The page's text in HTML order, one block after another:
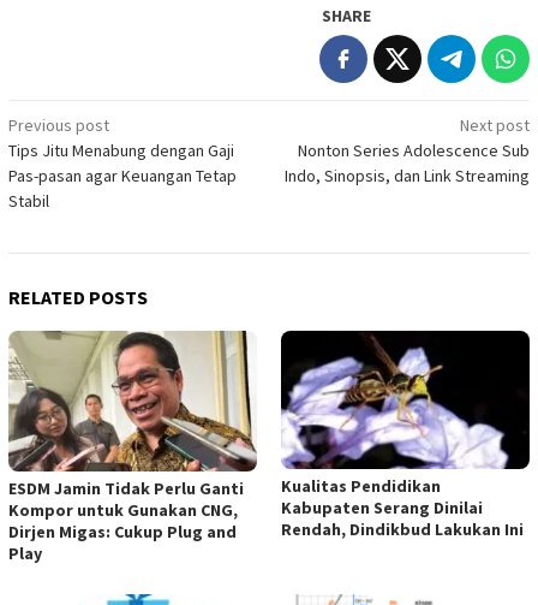
SHARE
Post
navigation
Previous post
Tips Jitu Menabung dengan Gaji
Pas-pasan agar Keuangan Tetap
Stabil
Next post
Nonton Series Adolescence Sub
Indo, Sinopsis, dan Link Streaming
RELATED POSTS
ESDM Jamin Tidak Perlu Ganti
Kompor untuk Gunakan CNG,
Dirjen Migas: Cukup Plug and
Play
Kualitas Pendidikan
Kabupaten Serang Dinilai
Rendah, Dindikbud Lakukan Ini